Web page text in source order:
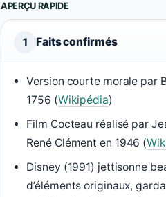
APERÇU RAPIDE
1 Faits confirmés
Version courte morale par
1756 (Wikipédia)
Film Cocteau réalisé par
René Clément en 1946 (
Disney (1991) jettisonne
d’éléments originaux,